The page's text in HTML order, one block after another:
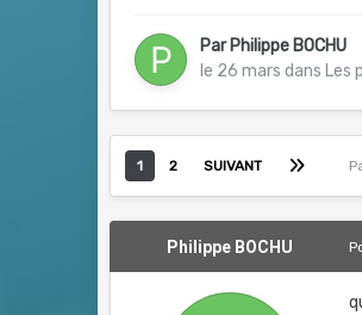
Par Philippe BOCHU
le 26 mars dans Les
1 2 SUIVANT
Philippe BOCHU